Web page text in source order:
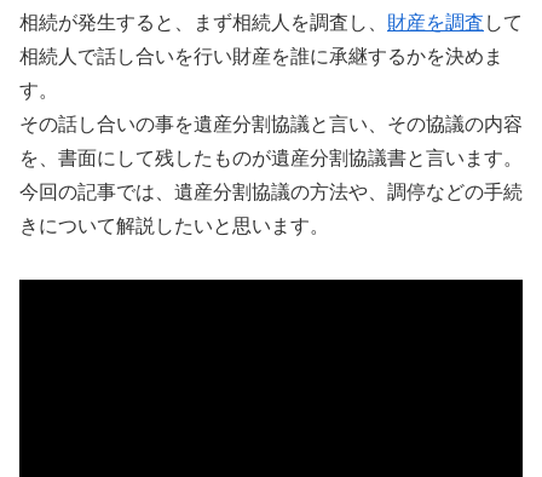
相続が発生すると、まず相続人を調査し、 財産を調査 して
相続人で話し合いを行い財産を誰に承継するかを決めま
す。
その話し合いの事を遺産分割協議と言い、その協議の内容
を、書面にして残したものが遺産分割協議書と言います。
今回の記事では、遺産分割協議の方法や、調停などの手続
きについて解説したいと思います。